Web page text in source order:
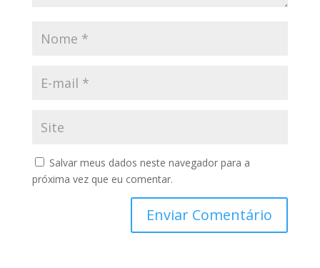
Salvar meus dados neste navegador para a
próxima vez que eu comentar.